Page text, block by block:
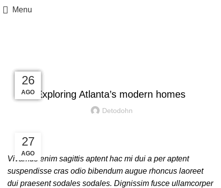
Menu
Exploring Atlanta’s modern homes
Detodohn
27
AGO
Vivamus enim sagittis aptent hac mi dui a per aptent
suspendisse cras odio bibendum augue rhoncus laoreet
dui praesent sodales sodales. Dignissim fusce ullamcorper
27
AGO
27
AGO
27
AGO
27
AGO
26
AGO
26
AGO